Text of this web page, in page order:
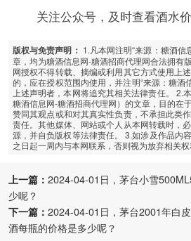
关注公众号，及时查看酒水
版权与免责声明： 1.凡本网注明“来源：糖酒信
章，均为糖酒信息网-糖酒招商代理网合法拥有
网授权不得转载、摘编或利用其它方式使用上
的，应在授权范围内使用，并注明“来源：糖酒
上述声明者，本网将追究其相关法律责任。 2.
糖酒信息网-糖酒招商代理网）的文章，目的在
赞同其观点或和对其真实性负责，不承担此类
责任。其他媒体、网站或个人从本网转载时，
源，并自负版权等法律责任。 3.如涉及作品内
之日起一周内与本网联系，否则视为放弃相关权
上一篇： 2024-04-01日，茅台小雪
少呢？
下一篇： 2024-04-01日，茅台2001年白
酒每瓶的价格是多少呢？